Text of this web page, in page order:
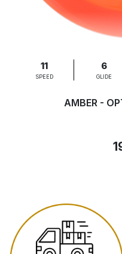
11
SPEED
6
GLIDE
AMBER -